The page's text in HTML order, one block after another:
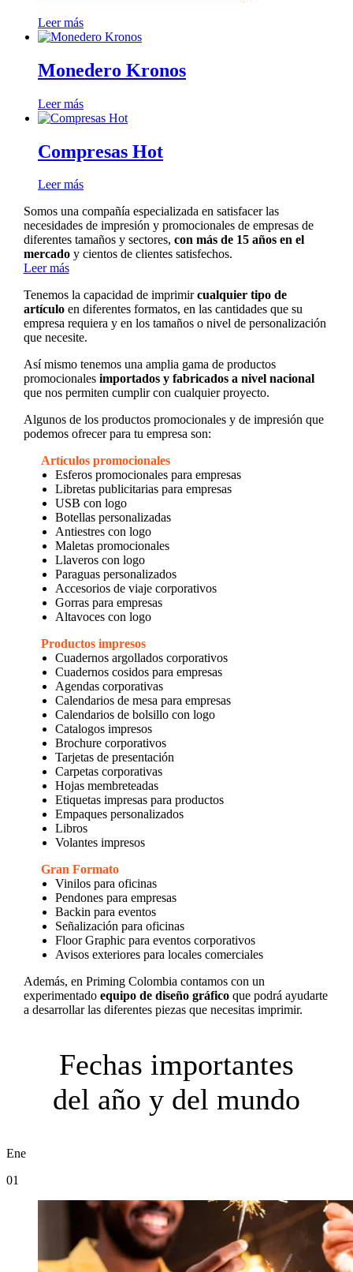
Leer más
Monedero Kronos
Leer más
Compresas Hot
Leer más
Somos una compañía especializada en satisfacer las
necesidades de impresión y promocionales de empresas de
diferentes tamaños y sectores, con más de 15 años en el
mercadoy cientos de clientes satisfechos.
Leer más
Tenemos la capacidad de imprimircualquier tipo de
artículoen diferentes formatos, en las cantidades que su
empresa requiera y en los tamaños o nivel de personalización
que necesite.
Así mismo tenemos una amplia gama de productos
promocionales importados y fabricados a nivel nacional
que nos permiten cumplir con cualquier proyecto.
Algunos de los productos promocionales y de impresión que
podemos ofrecer para tu empresa son:
Artículos promocionales
Esferos promocionales para empresas
Libretas publicitarias para empresas
USB con logo
Botellas personalizadas
Antiestres con logo
Maletas promocionales
Llaveros con logo
Paraguas personalizados
Accesorios de viaje corporativos
Gorras para empresas
Altavoces con logo
Productos impresos
Cuadernos argollados corporativos
Cuadernos cosidos para empresas
Agendas corporativas
Calendarios de mesa para empresas
Calendarios de bolsillo con logo
Catalogos impresos
Brochure corporativos
Tarjetas de presentación
Carpetas corporativas
Hojas membreteadas
Etiquetas impresas para productos
Empaques personalizados
Libros
Volantes impresos
Gran Formato
Vinilos para oficinas
Pendones para empresas
Backin para eventos
Señalización para oficinas
Floor Graphic para eventos corporativos
Avisos exteriores para locales comerciales
Además, en Priming Colombia contamos con un
experimentado equipo de diseño gráficoque podrá ayudarte
a desarrollar las diferentes piezas que necesitas imprimir.
Fechas importantes
del año y del mundo
Ene
01